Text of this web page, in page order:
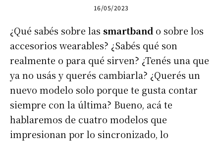
16/05/2023
¿Qué sabés sobre las smartband o sobre los
accesorios wearables? ¿Sabés qué son
realmente o para qué sirven? ¿Tenés una que
ya no usás y querés cambiarla? ¿Querés un
nuevo modelo solo porque te gusta contar
siempre con la última? Bueno, acá te
hablaremos de cuatro modelos que
impresionan por lo sincronizado, lo